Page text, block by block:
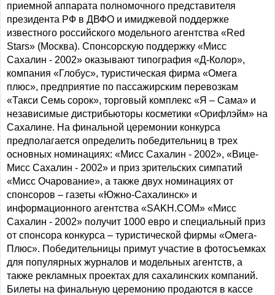
приемной аппарата полномочного представителя
президента РФ в ДВФО и имиджевой поддержке
известного российского модельного агентства «Red
Stars» (Москва). Спонсорскую поддержку «Мисс
Сахалин - 2002» оказывают типография «Д-Колор»,
компания «Глобус», туристическая фирма «Омега
плюс», предприятие по пассажирским перевозкам
«Такси Семь сорок», торговый комплекс «Я – Сама» и
независимые дистрибьюторы косметики «Орифлэйм» на
Сахалине. На финальной церемонии конкурса
предполагается определить победительниц в трех
основных номинациях: «Мисс Сахалин - 2002», «Вице-
Мисс Сахалин - 2002» и приз зрительских симпатий
«Мисс Очарование», а также двух номинациях от
спонсоров – газеты «Южно-Сахалинск» и
информационного агентства «SAKH.COM» «Мисс
Сахалин - 2002» получит 1000 евро и специальный приз
от спонсора конкурса – туристической фирмы «Омега-
Плюс». Победительницы примут участие в фотосъемках
для популярных журналов и модельных агентств, а
также рекламных проектах для сахалинских компаний.
Билеты на финальную церемонию продаются в кассе